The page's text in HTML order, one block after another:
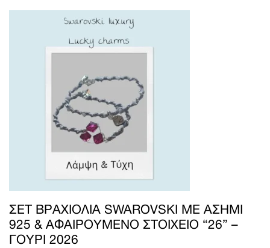
ΣΕΤ ΒΡΑΧΙΌΛΙΑ SWAROVSKI ΜΕ ΑΣΉΜΙ
925 & ΑΦΑΙΡΟΎΜΕΝΟ ΣΤΟΙΧΕΊΟ “26” –
ΓΟΎΡΙ 2026